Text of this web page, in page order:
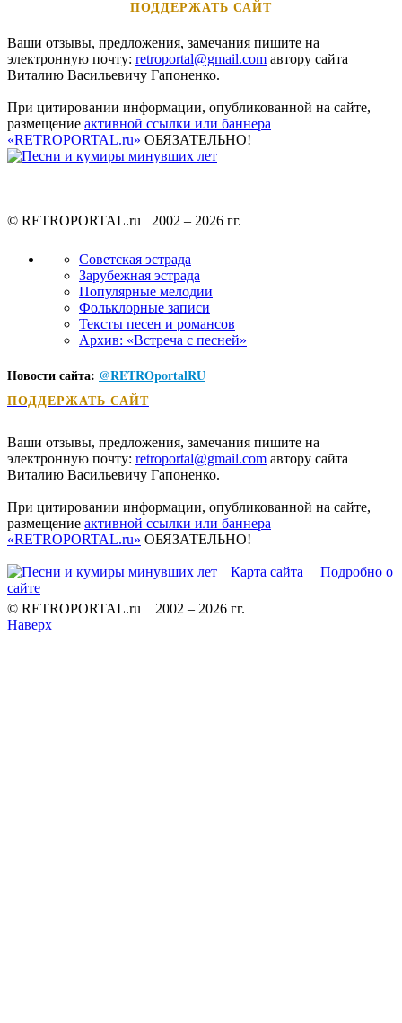
ПОДДЕРЖАТЬ САЙТ
Ваши отзывы, предложения, замечания пишите на
электронную почту: retroportal@gmail.com автору сайта
Виталию Васильевичу Гапоненко.
При цитировании информации, опубликованной на сайте,
размещение активной ссылки или баннера
«RETROPORTAL.ru» ОБЯЗАТЕЛЬНО!
© RETROPORTAL.ru 2002 – 2026 гг.
Советская эстрада
Зарубежная эстрада
Популярные мелодии
Фольклорные записи
Тексты песен и романсов
Архив: «Встреча с песней»
Новости сайта: @RETROportalRU
ПОДДЕРЖАТЬ САЙТ
Ваши отзывы, предложения, замечания пишите на
электронную почту: retroportal@gmail.com автору сайта
Виталию Васильевичу Гапоненко.
При цитировании информации, опубликованной на сайте,
размещение активной ссылки или баннера
«RETROPORTAL.ru» ОБЯЗАТЕЛЬНО!
Карта сайта
Подробно о
сайте
© RETROPORTAL.ru 2002 – 2026 гг.
Наверх